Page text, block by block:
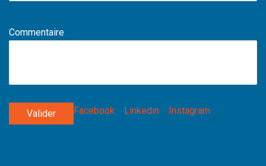
Commentaire
Facebook Linkedin Instagram